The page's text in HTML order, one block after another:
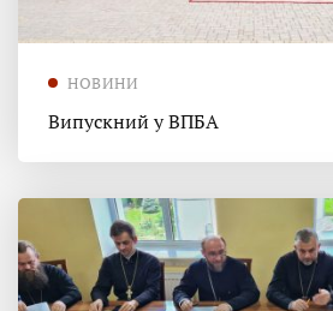
НОВИНИ
Випускний у ВПБА